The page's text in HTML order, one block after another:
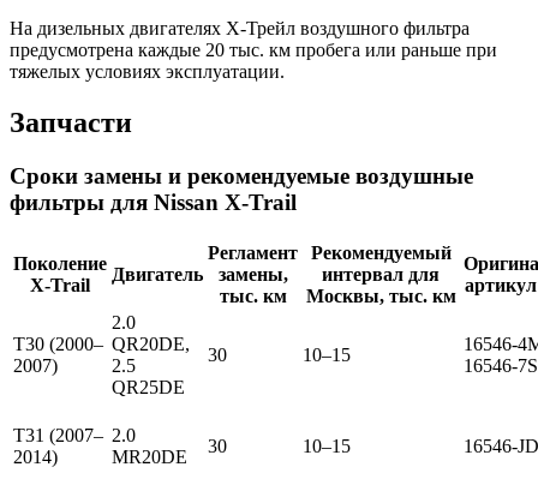
На дизельных двигателях Х-Трейл воздушного фильтра
предусмотрена каждые 20 тыс. км пробега или раньше при
тяжелых условиях эксплуатации.
Запчасти
Сроки замены и рекомендуемые воздушные
фильтры для Nissan X-Trail
Поколение
X-Trail
Двигатель
Регламент
замены,
тыс. км
Рекомендуемый
интервал для
Москвы, тыс. км
T30 (2000–
2007)
2.0
QR20DE,
2.5
QR25DE
30 10–15
16546-
16546-
T31 (2007–
2014)
2.0
MR20DE
30 10–15 16546-